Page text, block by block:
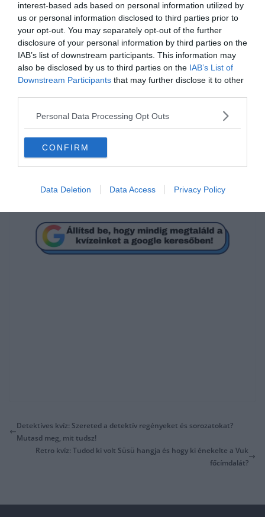
interest-based ads based on personal information utilized by
us or personal information disclosed to third parties prior to
your opt-out. You may separately opt-out of the further
disclosure of your personal information by third parties on the
IAB’s list of downstream participants. This information may
also be disclosed by us to third parties on the IAB’s List of
Downstream Participants that may further disclose it to other
Personal Data Processing Opt Outs
CONFIRM
Data Deletion Data Access Privacy Policy
Mi a megoldás?
8
4
1
Detektíves kvíz: Szereted a detektív regényeket és sorozatokat?
Mutasd meg, mit tudsz!
Retro kvíz: Tudod ki volt Süsü hangja és hogy ki énekelte a Vuk
főcímdalát?